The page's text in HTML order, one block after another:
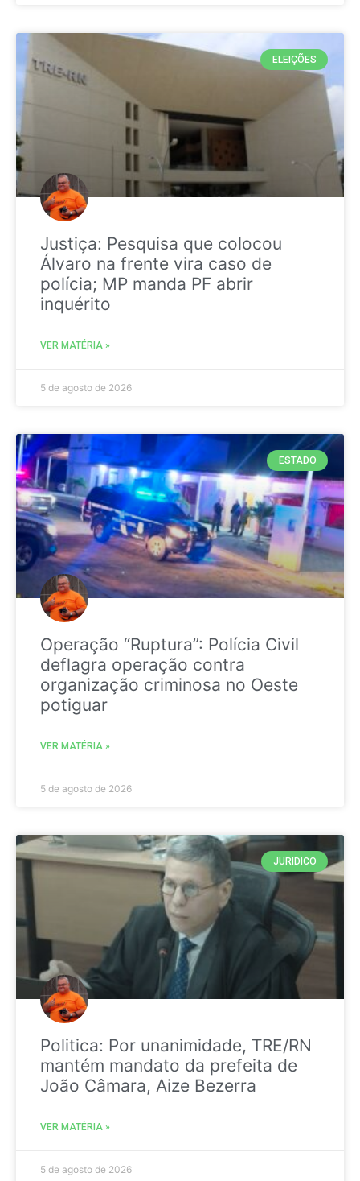
ELEIÇÕES
Justiça: Pesquisa que colocou
Álvaro na frente vira caso de
polícia; MP manda PF abrir
inquérito
VER MATÉRIA »
5 de agosto de 2026
ESTADO
Operação “Ruptura”: Polícia Civil
deflagra operação contra
organização criminosa no Oeste
potiguar
VER MATÉRIA »
5 de agosto de 2026
JURIDICO
Politica: Por unanimidade, TRE/RN
mantém mandato da prefeita de
João Câmara, Aize Bezerra
VER MATÉRIA »
5 de agosto de 2026